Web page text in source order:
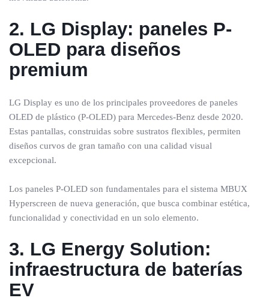
2. LG Display: paneles P-
OLED para diseños
premium
LG Display es uno de los principales proveedores de paneles
OLED de plástico (P-OLED) para Mercedes-Benz desde 2020.
Estas pantallas, construidas sobre sustratos flexibles, permiten
diseños curvos de gran tamaño con una calidad visual
excepcional.
Los paneles P-OLED son fundamentales para el sistema MBUX
Hyperscreen de nueva generación, que busca combinar estética,
funcionalidad y conectividad en un solo elemento.
3. LG Energy Solution:
infraestructura de baterías
EV